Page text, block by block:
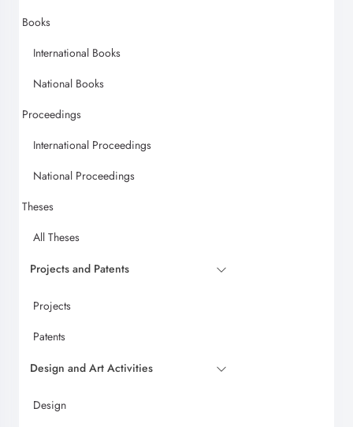
Books
International Books
National Books
Proceedings
International Proceedings
National Proceedings
Theses
All Theses
Projects and Patents
Projects
Patents
Design and Art Activities
Design